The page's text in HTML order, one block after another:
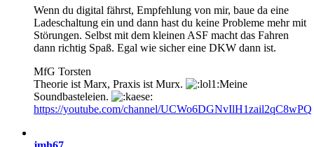
Wenn du digital fährst, Empfehlung von mir, baue da eine
Ladeschaltung ein und dann hast du keine Probleme mehr mit
Störungen. Selbst mit dem kleinen ASF macht das Fahren
dann richtig Spaß. Egal wie sicher eine DKW dann ist.
MfG Torsten
Theorie ist Marx, Praxis ist Murx.
Meine
Soundbasteleien.
https://youtube.com/channel/UCWo6DGNvIlH1zail2qC8wPQ